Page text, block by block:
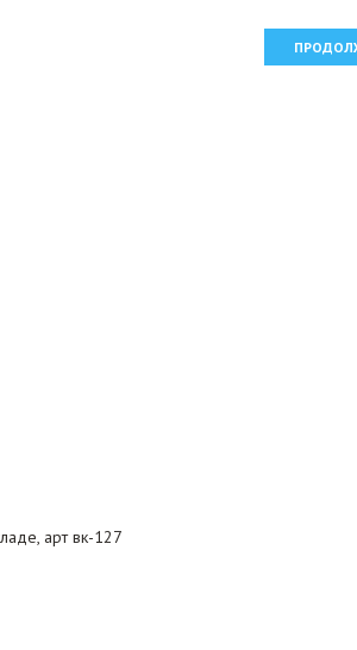
арт вк-127